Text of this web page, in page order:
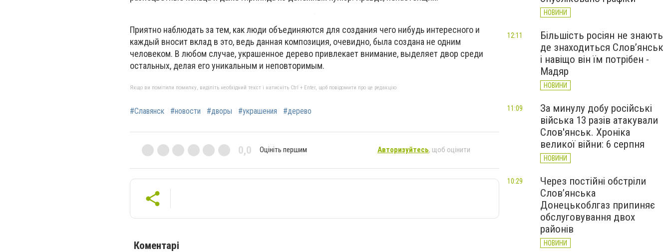
Приятно наблюдать за тем, как люди объединяются для создания чего нибудь интересного и
каждый вносит вклад в это, ведь данная композиция, очевидно, была создана не одним
человеком. В любом случае, украшенное дерево привлекает внимание, выделяет двор среди
остальных, делая его уникальным и неповторимым.
Якщо ви помітили помилку, виділіть необхідний текст і натисніть Ctrl + Enter, щоб повідомити про це редакцію
#Славянск #новости #дворы #украшения #дерево
0,0 Оцініть першим Авторизуйтесь, щоб оцінити
Коментарі
НОВИНИ
Більшість росіян не знають
де знаходиться Слов’янськ
і навіщо він їм потрібен -
Мадяр
НОВИНИ
12:11
За минулу добу російські
війська 13 разів атакували
Слов'янськ. Хроніка
великої війни: 6 серпня
НОВИНИ
11:09
Через постійні обстріли
Слов’янська
Донецькоблгаз припиняє
обслуговування двох
районів
НОВИНИ
10:29